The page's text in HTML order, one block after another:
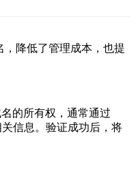
，降低了管理成本，也提
的所有权，通常通过
信息。验证成功后，将